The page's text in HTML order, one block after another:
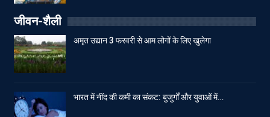
जीवन-शैली
अमृत उद्यान 3 फरवरी से आम लोगों के लिए खुलेगा
भारत में नींद की कमी का संकट: बुजुर्गों और युवाओं में…